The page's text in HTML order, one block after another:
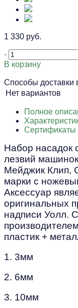
1 330 руб.
-
В корзину
Способы доставки
Нет вариантов
Полное
Сертификаты
Набор насадок
лезвий
Мейджик Клип,
марки с
Аксессуар
оригинальных
надписи Уолл.
пластик +
1. 3мм
2. 6мм
3. 10мм